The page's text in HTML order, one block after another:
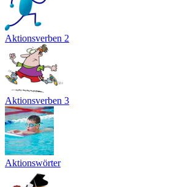
Aktionsverben 2
Aktionsverben 3
Aktionswörter